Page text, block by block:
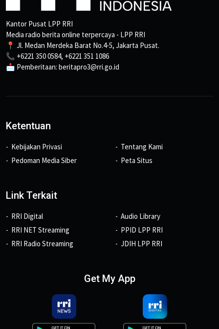
Kantor Pusat LPP RRI
Media radio berita online terpercaya - LPP RRI
📍 Jl. Medan Merdeka Barat No.4-5, Jakarta Pusat.
📞 +6221 350 0584, +6221 351 1086
📩 Pemberitaan: beritapro3@rri.go.id
Ketentuan
Kebijakan Privasi
Pedoman Media Siber
Tentang Kami
Peta Situs
Link Terkait
RRI Digital
RRI NET Streaming
RRI Radio Streaming
Audio Library
PPID LPP RRI
JDIH LPP RRI
Get My App